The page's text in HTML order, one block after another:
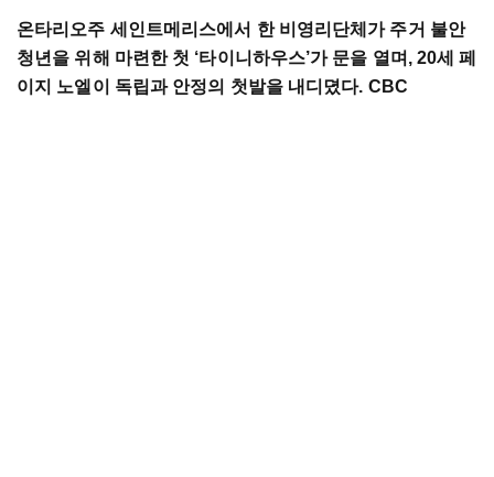
온타리오주 세인트메리스에서 한 비영리단체가 주거 불안
청년을 위해 마련한 첫 ‘타이니하우스’가 문을 열며, 20세 페
이지 노엘이 독립과 안정의 첫발을 내디뎠다. CBC